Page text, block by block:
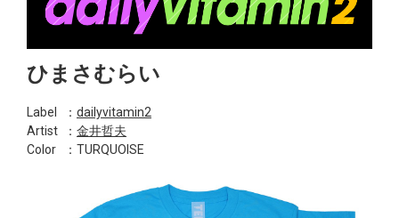
ひまさむらい
Label ： dailyvitamin2
Artist
： 金井哲夫
Color
：TURQUOISE